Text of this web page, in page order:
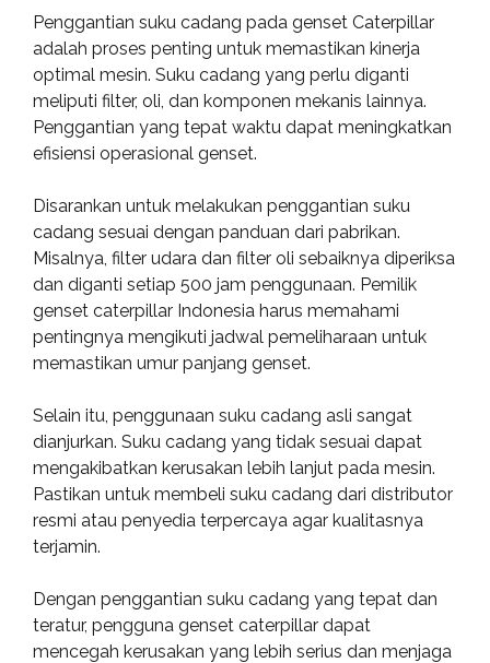
Penggantian suku cadang pada genset Caterpillar
adalah proses penting untuk memastikan kinerja
optimal mesin. Suku cadang yang perlu diganti
meliputi filter, oli, dan komponen mekanis lainnya.
Penggantian yang tepat waktu dapat meningkatkan
efisiensi operasional genset.
Disarankan untuk melakukan penggantian suku
cadang sesuai dengan panduan dari pabrikan.
Misalnya, filter udara dan filter oli sebaiknya diperiksa
dan diganti setiap 500 jam penggunaan. Pemilik
genset caterpillar Indonesia harus memahami
pentingnya mengikuti jadwal pemeliharaan untuk
memastikan umur panjang genset.
Selain itu, penggunaan suku cadang asli sangat
dianjurkan. Suku cadang yang tidak sesuai dapat
mengakibatkan kerusakan lebih lanjut pada mesin.
Pastikan untuk membeli suku cadang dari distributor
resmi atau penyedia terpercaya agar kualitasnya
terjamin.
Dengan penggantian suku cadang yang tepat dan
teratur, pengguna genset caterpillar dapat
mencegah kerusakan yang lebih serius dan menjaga